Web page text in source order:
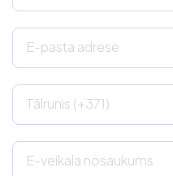
E-pasta adrese
Tālrunis (+371)
E-veikala nosaukums